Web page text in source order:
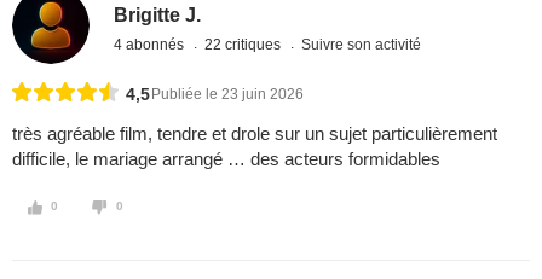
Brigitte J.
4 abonnés 22 critiques Suivre son activité
4,5 Publiée le 23 juin 2026
très agréable film, tendre et drole sur un sujet particulièrement
difficile, le mariage arrangé … des acteurs formidables
0 0